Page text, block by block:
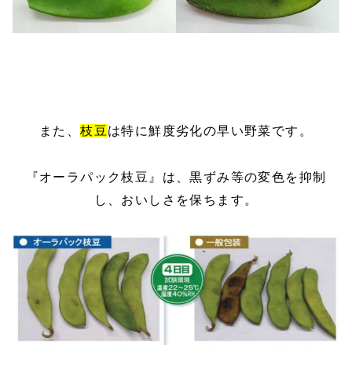
また、枝豆は特に鮮度劣化の早い野菜です。
『オーラパック枝豆』は、黒ずみ等の変色を抑制
し、おいしさを保ちます。